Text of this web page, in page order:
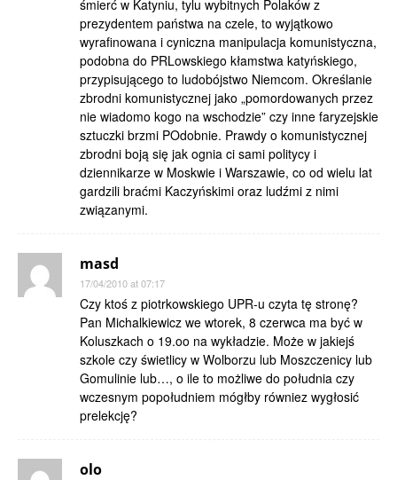
śmierć w Katyniu, tylu wybitnych Polaków z
prezydentem państwa na czele, to wyjątkowo
wyrafinowana i cyniczna manipulacja komunistyczna,
podobna do PRLowskiego kłamstwa katyńskiego,
przypisującego to ludobójstwo Niemcom. Określanie
zbrodni komunistycznej jako „pomordowanych przez
nie wiadomo kogo na wschodzie” czy inne faryzejskie
sztuczki brzmi POdobnie. Prawdy o komunistycznej
zbrodni boją się jak ognia ci sami politycy i
dziennikarze w Moskwie i Warszawie, co od wielu lat
gardzili braćmi Kaczyńskimi oraz ludźmi z nimi
związanymi.
masd
17/04/2010 at 07:17
Czy ktoś z piotrkowskiego UPR-u czyta tę stronę?
Pan Michalkiewicz we wtorek, 8 czerwca ma być w
Koluszkach o 19.oo na wykładzie. Może w jakiejś
szkole czy świetlicy w Wolborzu lub Moszczenicy lub
Gomulinie lub…, o ile to możliwe do południa czy
wczesnym popołudniem mógłby równiez wygłosić
prelekcję?
olo